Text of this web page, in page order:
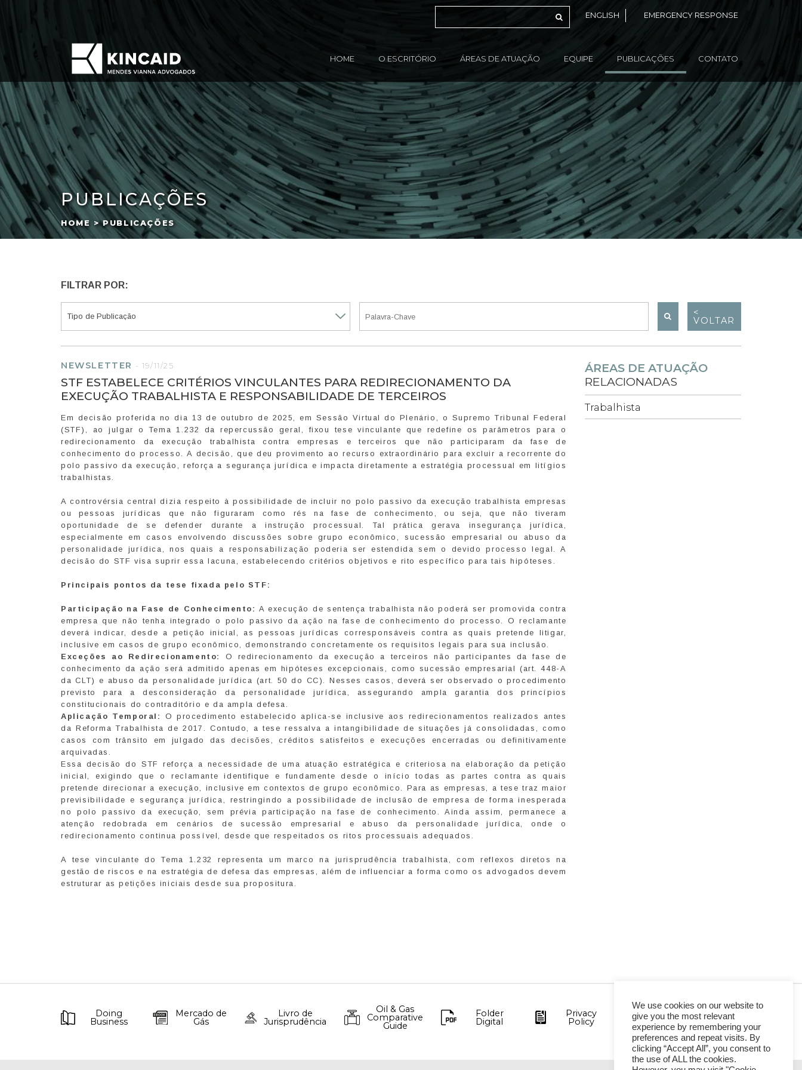
ENGLISH EMERGENCY RESPONSE
HOME O ESCRITÓRIO ÁREAS DE ATUAÇÃO EQUIPE PUBLICAÇÕES CONTATO
PUBLICAÇÕES
HOME > PUBLICAÇÕES
FILTRAR POR:
<
VOLTAR
NEWSLETTER - 19/11/25
STF ESTABELECE CRITÉRIOS VINCULANTES PARA REDIRECIONAMENTO DA
EXECUÇÃO TRABALHISTA E RESPONSABILIDADE DE TERCEIROS
Em decisão proferida no dia 13 de outubro de 2025, em Sessão Virtual do Plenário, o Supremo Tribunal Federal
(STF), ao julgar o Tema 1.232 da repercussão geral, fixou tese vinculante que redefine os parâmetros para o
redirecionamento da execução trabalhista contra empresas e terceiros que não participaram da fase de
conhecimento do processo. A decisão, que deu provimento ao recurso extraordinário para excluir a recorrente do
polo passivo da execução, reforça a segurança jurídica e impacta diretamente a estratégia processual em litígios
trabalhistas.
A controvérsia central dizia respeito à possibilidade de incluir no polo passivo da execução trabalhista empresas
ou pessoas jurídicas que não figuraram como rés na fase de conhecimento, ou seja, que não tiveram
oportunidade de se defender durante a instrução processual. Tal prática gerava insegurança jurídica,
especialmente em casos envolvendo discussões sobre grupo econômico, sucessão empresarial ou abuso da
personalidade jurídica, nos quais a responsabilização poderia ser estendida sem o devido processo legal. A
decisão do STF visa suprir essa lacuna, estabelecendo critérios objetivos e rito específico para tais hipóteses.
Principais pontos da tese fixada pelo STF:
Participação na Fase de Conhecimento: A execução de sentença trabalhista não poderá ser promovida contra
empresa que não tenha integrado o polo passivo da ação na fase de conhecimento do processo. O reclamante
deverá indicar, desde a petição inicial, as pessoas jurídicas corresponsáveis contra as quais pretende litigar,
inclusive em casos de grupo econômico, demonstrando concretamente os requisitos legais para sua inclusão.
Exceções ao Redirecionamento:
O redirecionamento da execução a terceiros não participantes da fase de
conhecimento da ação será admitido apenas em hipóteses excepcionais, como sucessão empresarial (art. 448-A
da CLT) e abuso da personalidade jurídica (art. 50 do CC). Nesses casos, deverá ser observado o procedimento
previsto para a desconsideração da personalidade jurídica, assegurando ampla garantia dos princípios
constitucionais do contraditório e da ampla defesa.
Aplicação Temporal:
O procedimento estabelecido aplica-se inclusive aos redirecionamentos realizados antes
da Reforma Trabalhista de 2017. Contudo, a tese ressalva a intangibilidade de situações já consolidadas, como
casos com trânsito em julgado das decisões, créditos satisfeitos e execuções encerradas ou definitivamente
arquivadas.
Essa decisão do STF reforça a necessidade de uma atuação estratégica e criteriosa na elaboração da petição
inicial, exigindo que o reclamante identifique e fundamente desde o início todas as partes contra as quais
pretende direcionar a execução, inclusive em contextos de grupo econômico. Para as empresas, a tese traz maior
previsibilidade e segurança jurídica, restringindo a possibilidade de inclusão de empresa de forma inesperada
no polo passivo da execução, sem prévia participação na fase de conhecimento. Ainda assim, permanece a
atenção redobrada em cenários de sucessão empresarial e abuso da personalidade jurídica, onde o
redirecionamento continua possível, desde que respeitados os ritos processuais adequados.
A tese vinculante do Tema 1.232 representa um marco na jurisprudência trabalhista, com reflexos diretos na
gestão de riscos e na estratégia de defesa das empresas, além de influenciar a forma como os advogados devem
estruturar as petições iniciais desde sua propositura.
ÁREAS DE ATUAÇÃO
RELACIONADAS
Trabalhista
Doing
Business
Mercado de
Gás
Livro de
Jurisprudência
Oil & Gas
Comparative
Guide
Folder
Digital
Privacy
Policy
We use cookies on our website to
give you the most relevant
experience by remembering your
preferences and repeat visits. By
clicking “Accept All”, you consent to
the use of ALL the cookies.